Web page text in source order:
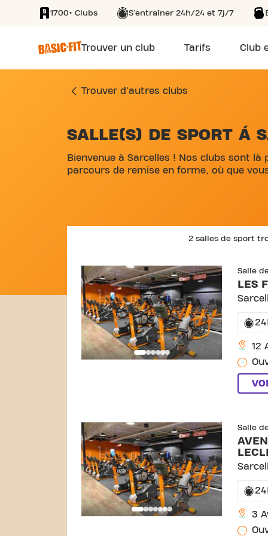
SKIP TO MAIN CONTENT
1700+ Clubs S'entraîner 24h/24 et 7j/7
Trouver un club Tarifs Club
Trouver d'autres clubs
SKIP MAP LIST
SALLE(S) DE SPORT Á
Bienvenue à Sarcelles ! Nos clubs sont
parcours de remise en forme, où que
2 salles de sport
Salle
LES
12
Salle
3